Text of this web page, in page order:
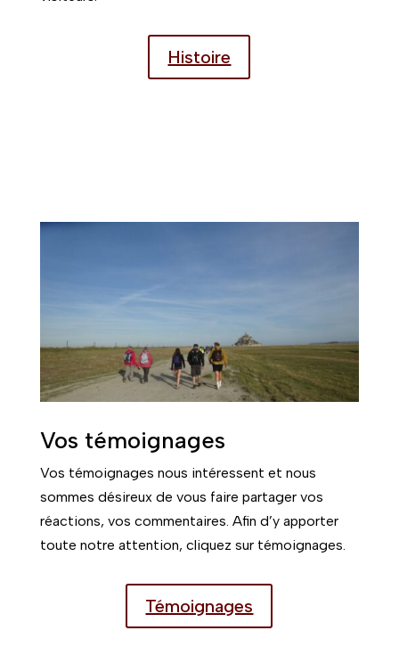
Histoire
Vos témoignages
Vos témoignages nous intéressent et nous
sommes désireux de vous faire partager vos
réactions, vos commentaires. Afin d’y apporter
toute notre attention, cliquez sur témoignages.
Témoignages